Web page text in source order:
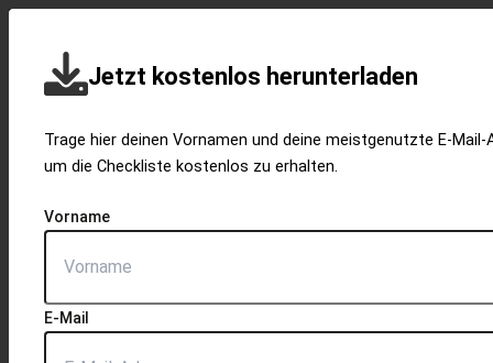
Jetzt kostenlos herunterladen
Trage hier deinen Vornamen und deine meistgenutzte E-Mail-
um die Checkliste kostenlos zu erhalten.
Vorname
E-Mail